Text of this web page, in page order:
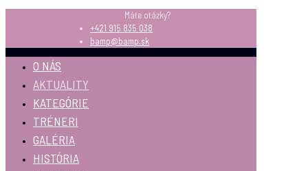
Máte otázky?
+421 915 835 038
bamp@bamp.sk
O NÁS
AKTUALITY
KATEGÓRIE
TRÉNERI
GALÉRIA
HISTÓRIA